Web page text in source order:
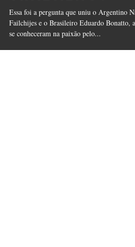
que ama seu
trabalho?